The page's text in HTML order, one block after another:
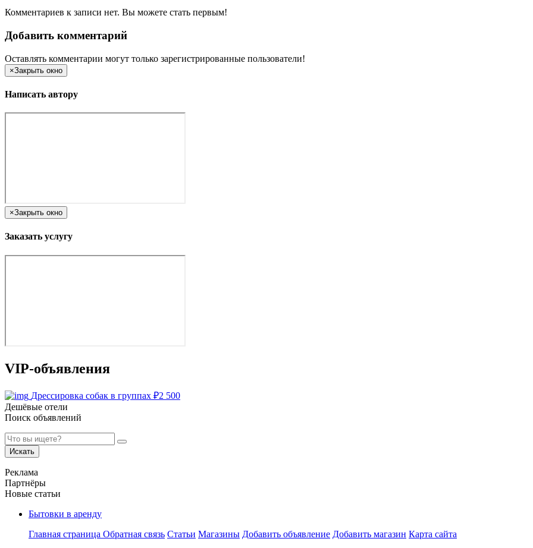
Комментариев к записи нет. Вы можете стать первым!
Добавить комментарий
Оставлять комментарии могут только зарегистрированные пользователи!
×Закрыть окно
Написать автору
×Закрыть окно
Заказать услугу
VIP-объявления
Дрессировка собак в группах ₽2 500
Дешёвые отели
Поиск объявлений
Искать
Реклама
Партнёры
Новые статьи
Бытовки в аренду
Главная страница Обратная связь Статьи Магазины Добавить объявление Добавить магазин Карта сайта